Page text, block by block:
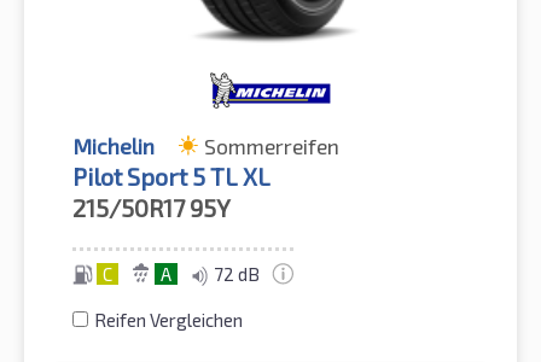
Michelin Sommerreifen
Pilot Sport 5 TL XL
215/50R17 95Y
C A 72 dB
Reifen Vergleichen